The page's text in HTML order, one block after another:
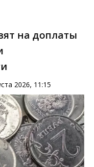
на доплаты
2026, 11:15